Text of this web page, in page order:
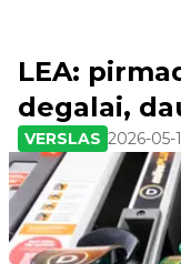
LEA:
degalai,
VERSLAS 2026-05-